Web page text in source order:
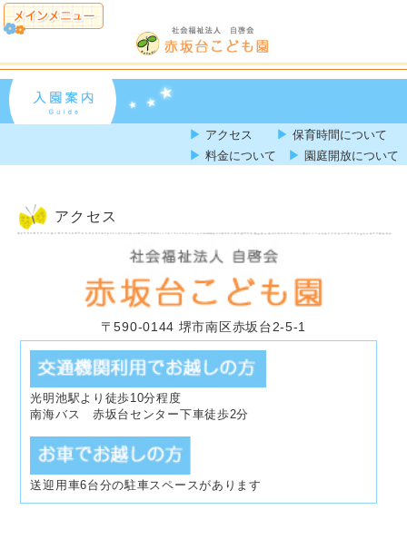
▶ アクセス ▶ 保育時間について
▶ 料金について ▶ 園庭開放について
アクセス
〒590-0144 堺市南区赤坂台2-5-1
光明池駅より徒歩10分程度
南海バス 赤坂台センター下車徒歩2分
送迎用車6台分の駐車スペースがあります